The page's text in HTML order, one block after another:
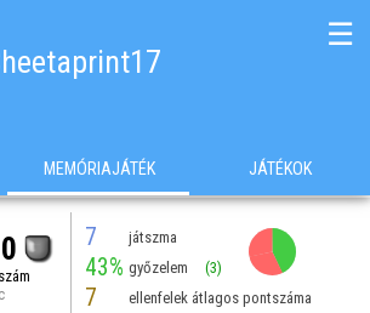
☰
MEMÓRIAJÁTÉK JÁTÉKOK
7 játszma
43% győzelem (3)
7 ellenfelek átlagos pontszáma